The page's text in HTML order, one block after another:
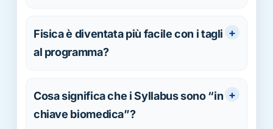
Fisica è diventata più facile con i tagli
al programma?
Cosa significa che i Syllabus sono “in
chiave biomedica”?